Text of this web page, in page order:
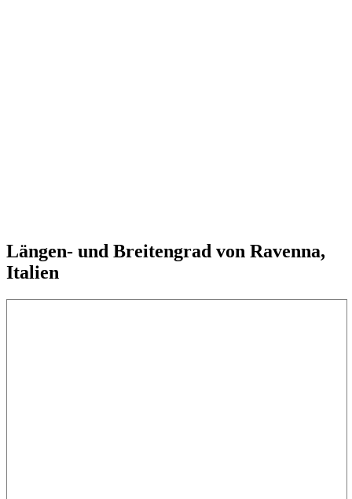
Längen- und Breitengrad von Ravenna,
Italien